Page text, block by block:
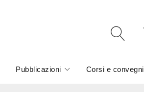
Pubblicazioni Corsi e convegni